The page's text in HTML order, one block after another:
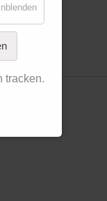
tracken.